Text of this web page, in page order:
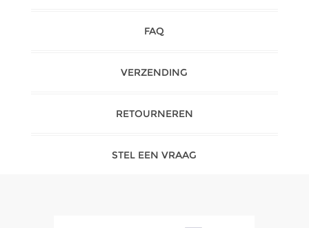
FAQ
VERZENDING
RETOURNEREN
STEL EEN VRAAG